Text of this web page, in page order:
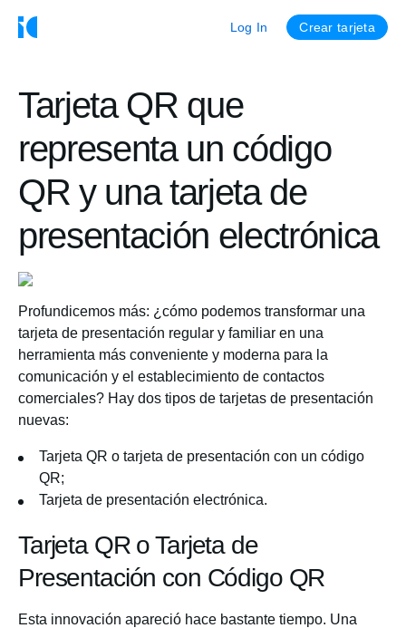
Log In Crear tarjeta
Tarjeta QR que
representa un código
QR y una tarjeta de
presentación electrónica
Profundicemos más: ¿cómo podemos transformar una
tarjeta de presentación regular y familiar en una
herramienta más conveniente y moderna para la
comunicación y el establecimiento de contactos
comerciales? Hay dos tipos de tarjetas de presentación
nuevas:
Tarjeta QR o tarjeta de presentación con un código
QR;
Tarjeta de presentación electrónica.
Tarjeta QR o Tarjeta de
Presentación con Código QR
Esta innovación apareció hace bastante tiempo. Una